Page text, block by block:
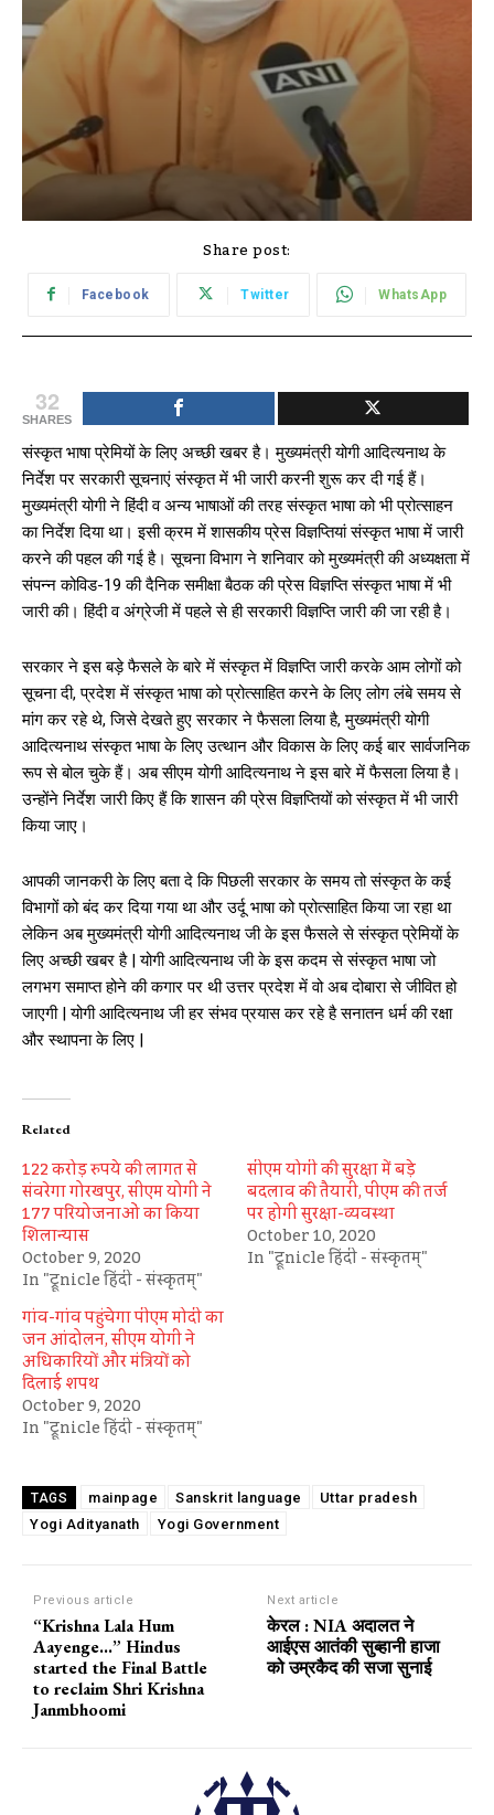
Share post:
Facebook Twitter WhatsApp
32
SHARES
संस्कृत भाषा प्रेमियों के लिए अच्छी खबर है। मुख्यमंत्री योगी आदित्यनाथ के
निर्देश पर सरकारी सूचनाएं संस्कृत में भी जारी करनी शुरू कर दी गई हैं।
मुख्यमंत्री योगी ने हिंदी व अन्य भाषाओं की तरह संस्कृत भाषा को भी प्रोत्साहन
का निर्देश दिया था। इसी क्रम में शासकीय प्रेस विज्ञप्तियां संस्कृत भाषा में जारी
करने की पहल की गई है। सूचना विभाग ने शनिवार को मुख्यमंत्री की अध्यक्षता में
संपन्न कोविड-19 की दैनिक समीक्षा बैठक की प्रेस विज्ञप्ति संस्कृत भाषा में भी
जारी की। हिंदी व अंग्रेजी में पहले से ही सरकारी विज्ञप्ति जारी की जा रही है।
सरकार ने इस बड़े फैसले के बारे में संस्कृत में विज्ञप्ति जारी करके आम लोगों को
सूचना दी, प्रदेश में संस्कृत भाषा को प्रोत्साहित करने के लिए लोग लंबे समय से
मांग कर रहे थे, जिसे देखते हुए सरकार ने फैसला लिया है, मुख्यमंत्री योगी
आदित्यनाथ संस्कृत भाषा के लिए उत्थान और विकास के लिए कई बार सार्वजनिक
रूप से बोल चुके हैं। अब सीएम योगी आदित्यनाथ ने इस बारे में फैसला लिया है।
उन्होंने निर्देश जारी किए हैं कि शासन की प्रेस विज्ञप्तियों को संस्कृत में भी जारी
किया जाए।
आपकी जानकरी के लिए बता दे कि पिछली सरकार के समय तो संस्कृत के कई
विभागों को बंद कर दिया गया था और उर्दू भाषा को प्रोत्साहित किया जा रहा था
लेकिन अब मुख्यमंत्री योगी आदित्यनाथ जी के इस फैसले से संस्कृत प्रेमियों के
लिए अच्छी खबर है | योगी आदित्यनाथ जी के इस कदम से संस्कृत भाषा जो
लगभग समाप्त होने की कगार पर थी उत्तर प्रदेश में वो अब दोबारा से जीवित हो
जाएगी | योगी आदित्यनाथ जी हर संभव प्रयास कर रहे है सनातन धर्म की रक्षा
और स्थापना के लिए |
Related
122 करोड़ रुपये की लागत से
संवरेगा गोरखपुर, सीएम योगी ने
177 परियोजनाओं का किया
शिलान्यास
October 9, 2020
In "ट्रूnicle हिंदी - संस्कृतम्"
सीएम योगी की सुरक्षा में बड़े
बदलाव की तैयारी, पीएम की तर्ज
पर होगी सुरक्षा-व्यवस्था
October 10, 2020
In "ट्रूnicle हिंदी - संस्कृतम्"
गांव-गांव पहुंचेगा पीएम मोदी का
जन आंदोलन, सीएम योगी ने
अधिकारियों और मंत्रियों को
दिलाई शपथ
October 9, 2020
In "ट्रूnicle हिंदी - संस्कृतम्"
TAGS mainpage Sanskrit language
Uttar pradesh
Yogi Adityanath
Yogi Government
Previous article
“Krishna Lala Hum
Aayenge…” Hindus
started the Final Battle
to reclaim Shri Krishna
Janmbhoomi
Next article
केरल : NIA अदालत ने
आईएस आतंकी सुब्हानी हाजा
को उम्रकैद की सजा सुनाई